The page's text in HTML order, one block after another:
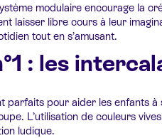
modulaire encourage la
laisser libre cours à leur
tout en s’amusant.
: les
parfaits pour aider les enfants
L’utilisation de couleurs
ludique.